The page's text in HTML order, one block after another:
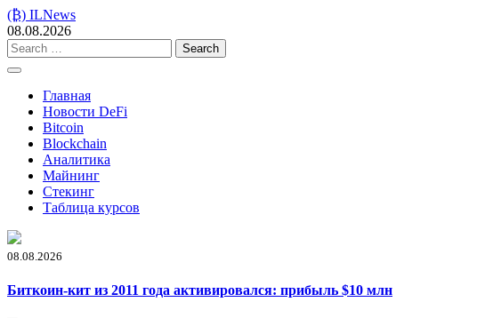
Skip
to
content
(₿) ILNews
08.08.2026
Search
for:
Главная
Новости DeFi
Bitcoin
Blockchain
Аналитика
Майнинг
Стекинг
Таблица курсов
08.08.2026
Биткоин-кит из 2011 года активировался: прибыль $10 млн